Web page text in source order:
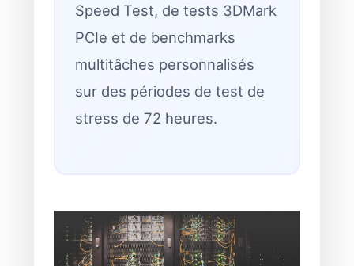
Speed ​​Test, de tests 3DMark
PCIe et de benchmarks
multitâches personnalisés
sur des périodes de test de
stress de 72 heures.